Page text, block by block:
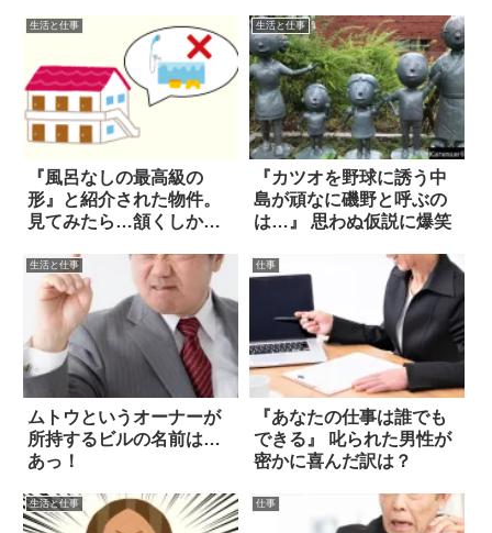
生活と仕事
『風呂なしの最高級の
形』と紹介された物件。
見てみたら…頷くしかな
生活と仕事
『カツオを野球に誘う中
島が頑なに磯野と呼ぶの
は…』 思わぬ仮説に爆笑
生活と仕事
ムトウというオーナーが
所持するビルの名前は…
あっ！
仕事
『あなたの仕事は誰でも
できる』 叱られた男性が
密かに喜んだ訳は？
生活と仕事 仕事